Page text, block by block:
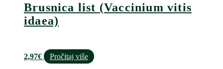
Brusnica list (Vaccinium vitis
idaea)
2,97€ Pročitaj više